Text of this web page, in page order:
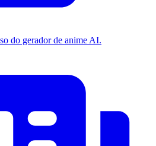
do gerador de anime AI.